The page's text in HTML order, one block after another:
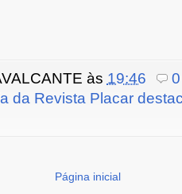
às 19:46
da Revista Placar
Página inicial